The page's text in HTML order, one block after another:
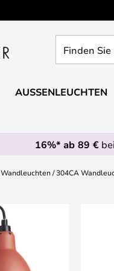
Sie
Leuchte...
AUSSENLEUCHTEN
16%* ab 89 €
Wandleuchten 304CA